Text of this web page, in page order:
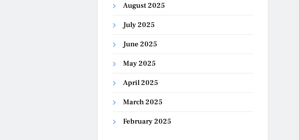
August 2025
July 2025
June 2025
May 2025
April 2025
March 2025
February 2025